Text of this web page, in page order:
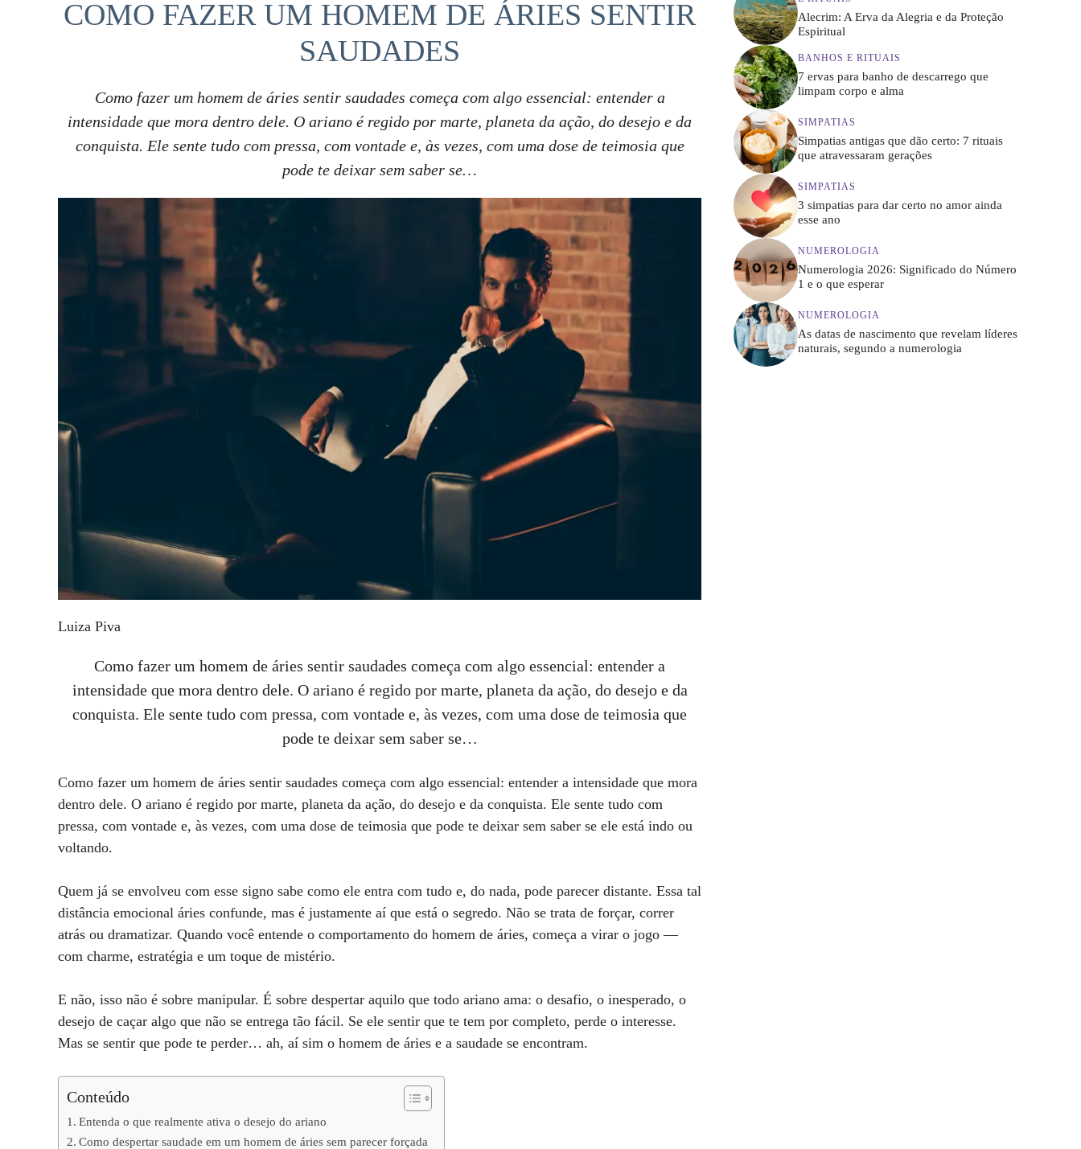
COMO FAZER UM HOMEM DE ÁRIES SENTIR
SAUDADES
Como fazer um homem de áries sentir saudades começa com algo essencial: entender a
intensidade que mora dentro dele. O ariano é regido por marte, planeta da ação, do desejo e da
conquista. Ele sente tudo com pressa, com vontade e, às vezes, com uma dose de teimosia que
pode te deixar sem saber se…
Luiza Piva
Como fazer um homem de áries sentir saudades começa com algo essencial: entender a
intensidade que mora dentro dele. O ariano é regido por marte, planeta da ação, do desejo e da
conquista. Ele sente tudo com pressa, com vontade e, às vezes, com uma dose de teimosia que
pode te deixar sem saber se…
Como fazer um homem de áries sentir saudades começa com algo essencial: entender a intensidade que mora
dentro dele. O ariano é regido por marte, planeta da ação, do desejo e da conquista. Ele sente tudo com
pressa, com vontade e, às vezes, com uma dose de teimosia que pode te deixar sem saber se ele está indo ou
voltando.
Quem já se envolveu com esse signo sabe como ele entra com tudo e, do nada, pode parecer distante. Essa tal
distância emocional áries confunde, mas é justamente aí que está o segredo. Não se trata de forçar, correr
atrás ou dramatizar. Quando você entende o comportamento do homem de áries, começa a virar o jogo —
com charme, estratégia e um toque de mistério.
E não, isso não é sobre manipular. É sobre despertar aquilo que todo ariano ama: o desafio, o inesperado, o
desejo de caçar algo que não se entrega tão fácil. Se ele sentir que te tem por completo, perde o interesse.
Mas se sentir que pode te perder… ah, aí sim o homem de áries e a saudade se encontram.
Conteúdo
Entenda o que realmente ativa o desejo do ariano
Como despertar saudade em um homem de áries sem parecer forçada
Alecrim: A Erva da Alegria e da Proteção
Espiritual
BANHOS E RITUAIS
7 ervas para banho de descarrego que
limpam corpo e alma
SIMPATIAS
Simpatias antigas que dão certo: 7 rituais
que atravessaram gerações
SIMPATIAS
3 simpatias para dar certo no amor ainda
esse ano
NUMEROLOGIA
Numerologia 2026: Significado do Número
1 e o que esperar
NUMEROLOGIA
As datas de nascimento que revelam líderes
naturais, segundo a numerologia